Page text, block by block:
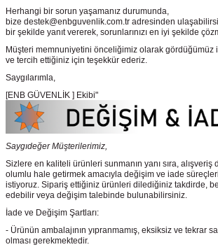
Herhangi bir sorun yaşamanız durumunda,
bize destek@enbguvenlik.com.tr adresinden
bir şekilde yanıt vererek, sorunlarınızı en iyi şekilde
Müşteri memnuniyetini önceliğimiz olarak gördüğümüz
ve tercih ettiğiniz için teşekkür ederiz.
Saygılarımla,
[ENB GÜVENLİK ] Ekibi"
Saygıdeğer Müşterilerimiz,
Sizlere en kaliteli ürünleri sunmanın yanı sıra,
olumlu hale getirmek amacıyla değişim ve iade
istiyoruz. Sipariş ettiğiniz ürünleri dilediğiniz takdirde,
edebilir veya değişim talebinde bulunabilirsiniz.
İade ve Değişim Şartları:
- Ürünün ambalajının yıpranmamış, eksiksiz ve tekrar
olması gerekmektedir.